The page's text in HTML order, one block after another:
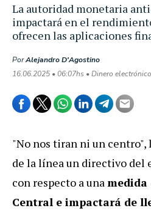
La autoridad monetaria
impactará en el
ofrecen las aplicaciones
PorAlejandro D'Agostino
16.06.2025 • 06:07hs • Dinero electrónico
"No nos tiran ni un
de la línea un directivo del
con respecto a unamedida
Central e impactará de